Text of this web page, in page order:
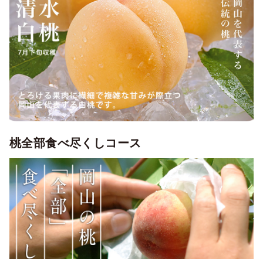
桃全部食べ尽くしコース